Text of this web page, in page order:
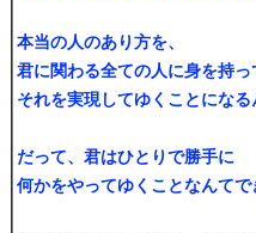
本当の人のあり方を、
君に関わる全ての人に身を持っ
それを実現してゆくことになる
だって、君はひとりで勝手に
何かをやってゆくことなんてで